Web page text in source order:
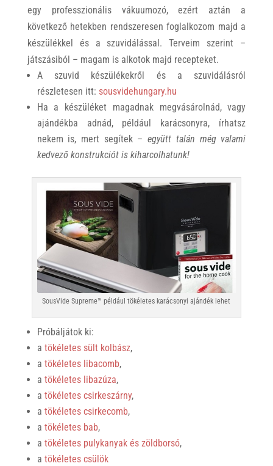
egy professzionális vákuumozó, ezért aztán a
következő hetekben rendszeresen foglalkozom majd a
készülékkel és a szuvidálással. Terveim szerint –
játszásiból – magam is alkotok majd recepteket.
A szuvid készülékekről és a szuvidálásról
részletesen itt: sousvidehungary.hu
Ha a készüléket magadnak megvásárolnád, vagy
ajándékba adnád, például karácsonyra, írhatsz
nekem is, mert segítek –együtt talán még valami
kedvező konstrukciót is kiharcolhatunk!
SousVide Supreme™ például tökéletes karácsonyi ajándék lehet
Próbáljátok ki:
a tökéletes sült kolbász,
a tökéletes libacomb,
a tökéletes libazúza,
a tökéletes csirkeszárny,
a tökéletes csirkecomb,
a tökéletes bab,
a tökéletes pulykanyak és zöldborsó,
a tökéletes csülök